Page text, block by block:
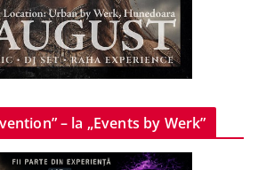
– la „Events by Werk”